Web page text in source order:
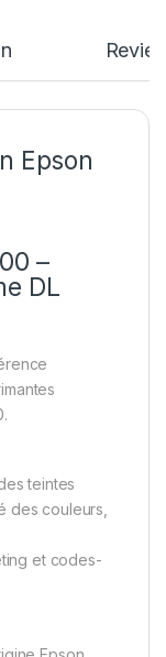
Epson
–
DL
teintes
des couleurs,
et codes-